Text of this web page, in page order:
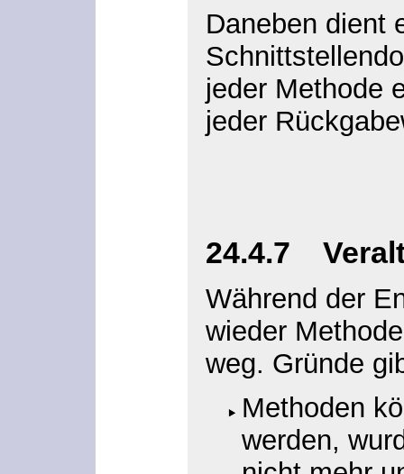
Daneben dient
jeder Methode
jeder
24.4.7
Während der
wieder
weg. Gründe
Methoden
werden,